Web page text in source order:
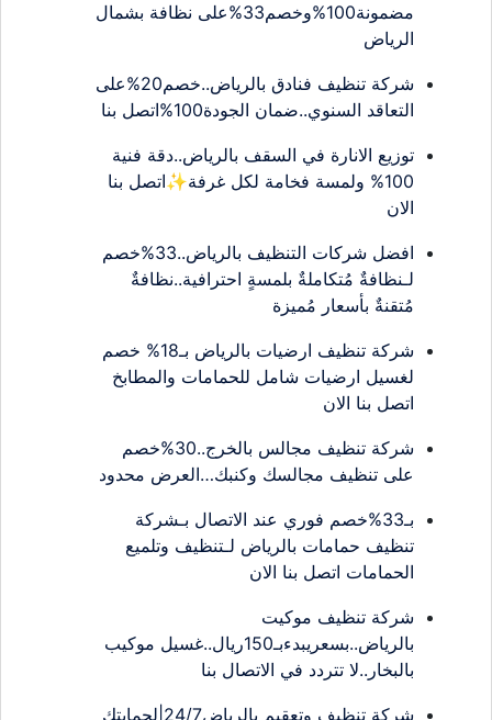
مضمونة100%وخصم33%على نظافة بشمال
الرياض
شركة تنظيف فنادق بالرياض..خصم20%على
التعاقد السنوي..ضمان الجودة100%اتصل بنا
توزيع الانارة في السقف بالرياض..دقة فنية
100% ولمسة فخامة لكل غرفة✨اتصل بنا
الان
افضل شركات التنظيف بالرياض..33%خصم
لـنظافةٌ مُتكاملةٌ بلمسةٍ احترافية..نظافةٌ
مُتقنةٌ بأسعار مُميزة
شركة تنظيف ارضيات بالرياض بـ18% خصم
لغسيل ارضيات شامل للحمامات والمطابخ
اتصل بنا الان
شركة تنظيف مجالس بالخرج..30%خصم
على تنظيف مجالسك وكنبك…العرض محدود
بـ33%خصم فوري عند الاتصال بـشركة
تنظيف حمامات بالرياض لـتنظيف وتلميع
الحمامات اتصل بنا الان
شركة تنظيف موكيت
بالرياض..بسعريبدءبـ150ريال..غسيل موكيب
بالبخار..لا تتردد في الاتصال بنا
شركة تنظيف وتعقيم بالرياض24/7|لحمايتك